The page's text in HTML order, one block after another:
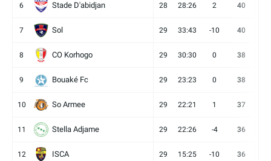
6 Stade D'abidjan 28 28:26 2 40
7 Sol 29 33:43 -10 40
8 CO Korhogo 29 30:30 0 38
9 Bouaké Fc 29 23:23 0 38
10 So Armee 29 22:21 1 37
11 Stella Adjame 29 22:26 -4 36
12 ISCA 29 15:25 -10 36